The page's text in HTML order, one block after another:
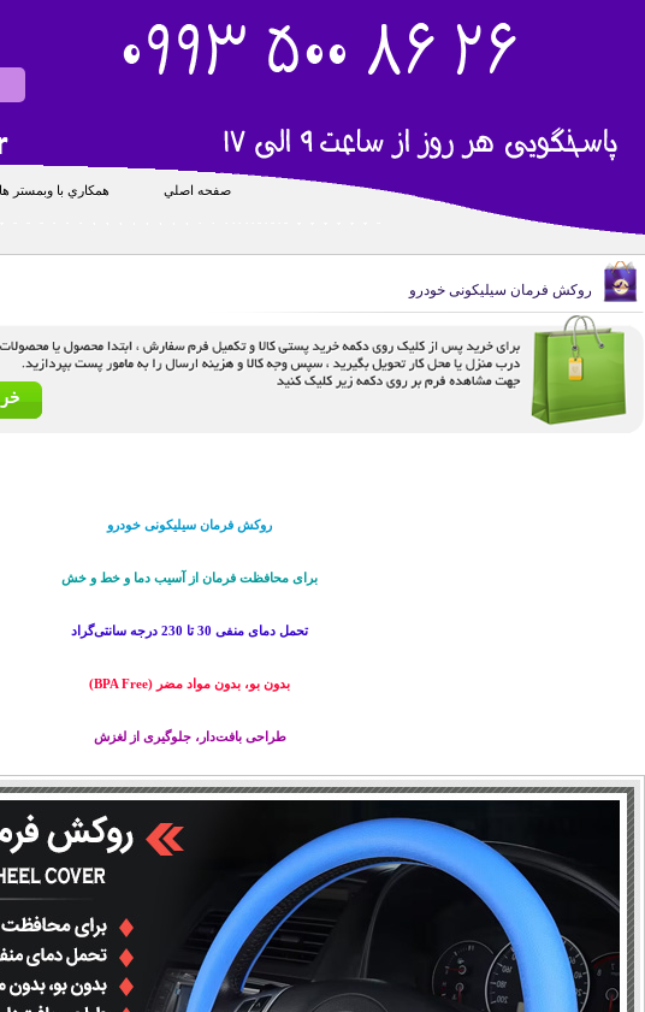
صفحه اصلي همکاري با وبمستر ها
روکش فرمان سیلیکونی خودرو
روکش فرمان سیلیکونی خودرو
برای محافظت فرمان از آسیب دما و خط و خش
تحمل دمای منفی 30 تا 230 درجه سانتی‌گراد
بدون بو، بدون مواد مضر (BPA Free)
طراحی بافت‌دار، جلوگیری از لغزش